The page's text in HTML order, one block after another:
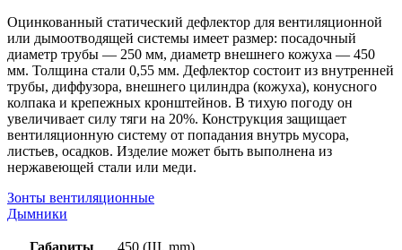
Оцинкованный статический дефлектор для вентиляционной
или дымоотводящей системы имеет размер: посадочный
диаметр трубы — 250 мм, диаметр внешнего кожуха — 450
мм. Толщина стали 0,55 мм. Дефлектор состоит из внутренней
трубы, диффузора, внешнего цилиндра (кожуха), конусного
колпака и крепежных кронштейнов. В тихую погоду он
увеличивает силу тяги на 20%. Конструкция защищает
вентиляционную систему от попадания внутрь мусора,
листьев, осадков. Изделие может быть выполнена из
нержавеющей стали или меди.
Зонты вентиляционные
Дымники
Габариты 450 (Ш, mm)